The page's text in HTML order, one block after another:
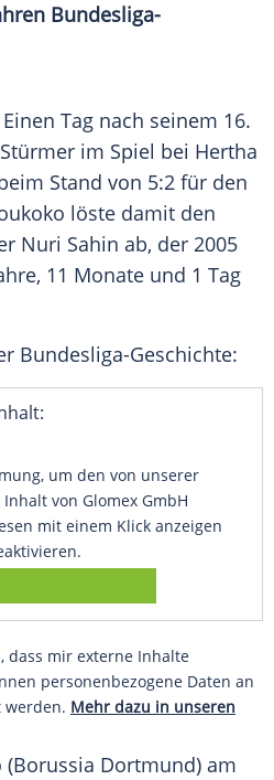
Bundesliga-
Tag nach seinem 16.
im Spiel bei Hertha
Stand von 5:2 für den
löste damit den
Nuri Sahin ab, der 2005
11 Monate und 1 Tag
Bundesliga-Geschichte:
um den von unserer
von Glomex GmbH
mit einem Klick anzeigen
dass mir externe Inhalte
personenbezogene Daten an
Mehr dazu in unseren
(Borussia Dortmund) am